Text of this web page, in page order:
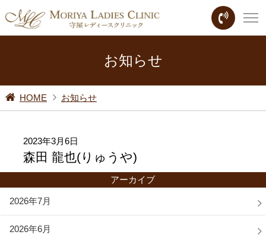
お知らせ
HOME お知らせ
2023年3月6日
森田 龍也(りゅうや)
アーカイブ
2026年7月
2026年6月